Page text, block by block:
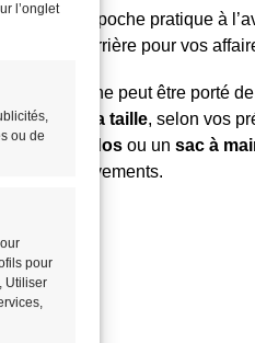
l’onglet
ou de
pour
Utiliser
une poche pratique à
à l’arrière pour vos
sac banane peut être porté
autour de la taille, selon vos
petitsac à dosou un sac à
vos mouvements.